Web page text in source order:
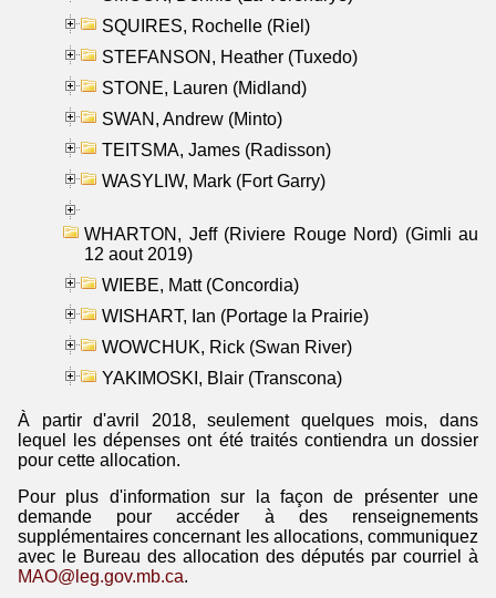
SQUIRES, Rochelle (Riel)
STEFANSON, Heather (Tuxedo)
STONE, Lauren (Midland)
SWAN, Andrew (Minto)
TEITSMA, James (Radisson)
WASYLIW, Mark (Fort Garry)
WHARTON, Jeff (Riviere Rouge Nord) (Gimli au
12 aout 2019)
WIEBE, Matt (Concordia)
WISHART, Ian (Portage la Prairie)
WOWCHUK, Rick (Swan River)
YAKIMOSKI, Blair (Transcona)
À partir d'avril 2018, seulement quelques mois, dans
lequel les dépenses ont été traités contiendra un dossier
pour cette allocation.
Pour plus d'information sur la façon de présenter une
demande pour accéder à des renseignements
supplémentaires concernant les allocations, communiquez
avec le Bureau des allocation des députés par courriel à
MAO@leg.gov.mb.ca.